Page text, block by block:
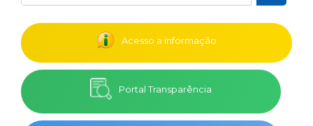
Acesso a informação
Portal Transparência